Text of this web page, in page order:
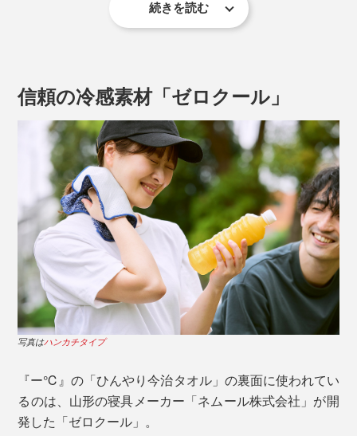
一般的なタオルよりもやや大きめループの立体的なジャ
裏面は、接触冷感素材「ゼロクール」。
乾いた状態でもひんやりとした冷たさを感じますが、水
で濡らすとさらにひんやり。体温でぬくもってきたら、
パタパタと振って風に当てると冷たさが復活します。
続きを読む
信頼の冷感素材「ゼロクール」
写真はハンカチタイプ
『ー℃』の「ひんやり今治タオル」の裏面に使われてい
るのは、山形の寝具メーカー「ネムール株式会社」が開
発した「ゼロクール」。